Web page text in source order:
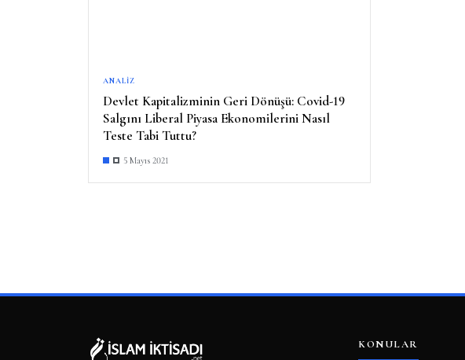
ANALIZ
Devlet Kapitalizminin Geri Dönüşü: Covid-19
Salgını Liberal Piyasa Ekonomilerini Nasıl
Teste Tabi Tuttu?
5 Mayıs 2021
KONULAR